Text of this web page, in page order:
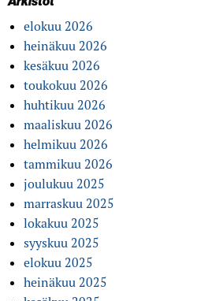
elokuu 2026
heinäkuu 2026
kesäkuu 2026
toukokuu 2026
huhtikuu 2026
maaliskuu 2026
helmikuu 2026
tammikuu 2026
joulukuu 2025
marraskuu 2025
lokakuu 2025
syyskuu 2025
elokuu 2025
heinäkuu 2025